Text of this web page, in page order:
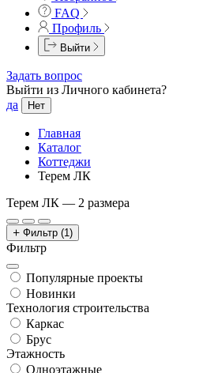
FAQ
Профиль
Выйти
Задать вопрос
Выйти из Личного кабинета?
да
Нет
Главная
Каталог
Коттеджи
Терем ЛК
Терем ЛК — 2 размера
Фильтр (1)
Фильтр
Популярные проекты
Новинки
Технология строительства
Каркас
Брус
Этажность
Одноэтажные